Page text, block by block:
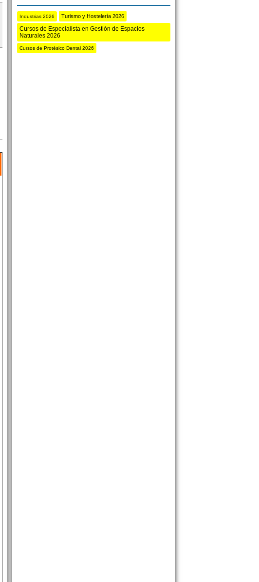
Industrias 2026 Turismo y Hostelería 2026
Cursos de Especialista en Gestión de Espacios
Naturales 2026
Cursos de Protésico Dental 2026